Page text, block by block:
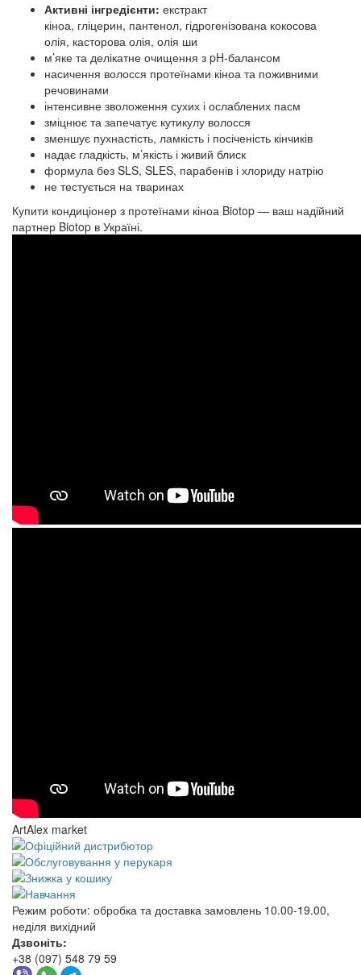
Активні інгредієнти: екстракт
кіноа, гліцерин, пантенол, гідрогенізована кокосова
олія, касторова олія, олія ши
м’яке та делікатне очищення з pH-балансом
насичення волосся протеїнами кіноа та поживними
речовинами
інтенсивне зволоження сухих і ослаблених пасм
зміцнює та запечатує кутикулу волосся
зменшує пухнастість, ламкість і посіченість кінчиків
надає гладкість, м’якість і живий блиск
формула без SLS, SLES, парабенів і хлориду натрію
не тестується на тваринах
Купити кондиціонер з протеїнами кіноа Biotop — ваш надійний
партнер Biotop в Україні.
ArtAlex market
Режим роботи: обробка та доставка замовлень 10.00-19.00,
неділя вихідний
Дзвоніть:
+38 (097) 548 79 59